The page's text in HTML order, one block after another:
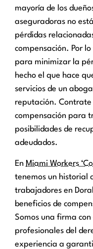
mayoría de los
aseguradoras no
pérdidas
compensación. Por
para minimizar la
hecho el que hace
servicios de un
reputación. Contrate
compensación para
posibilidades de
adeudados.
En Miami Workers
tenemos un historial
trabajadores en
beneficios de
Somos una firma
profesionales del
experiencia a